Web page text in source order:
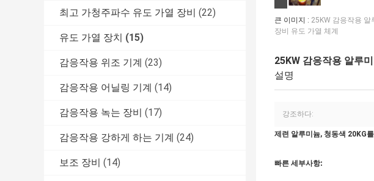
최고 가청주파수 유도 가열 장비 (22)
유도 가열 장치 (15)
감응작용 위조 기계 (23)
감응작용 어닐링 기계 (14)
감응작용 녹는 장비 (17)
감응작용 강하게 하는 기계 (24)
보조 장비 (14)
큰 이미지 : 25KW 감응작용 알
장비 유도 가열 체계
25KW 감응작용 알루
설명
강조하다:
제련 알루미늄, 청동색 20KG
빠른 세부사항: